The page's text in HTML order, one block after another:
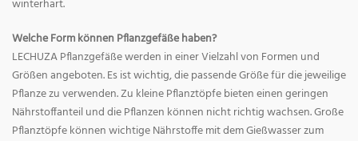
winterhart.
Welche Form können Pflanzgefäße haben?
LECHUZA Pflanzgefäße werden in einer Vielzahl von Formen und
Größen angeboten. Es ist wichtig, die passende Größe für die jeweilige
Pflanze zu verwenden. Zu kleine Pflanztöpfe bieten einen geringen
Nährstoffanteil und die Pflanzen können nicht richtig wachsen. Große
Pflanztöpfe können wichtige Nährstoffe mit dem Gießwasser zum